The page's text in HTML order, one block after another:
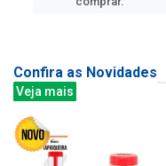
Confira as Novidades
Veja mais